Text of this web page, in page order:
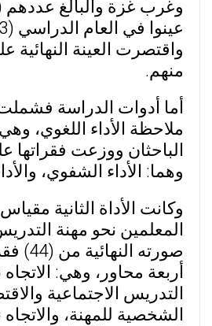
منهم.
أما أدوات الدراسة
ملاحظة الأداء اللغوي،
الباحثان ووزعت فقراتها
وهما: الأداء الشفوي،
وكانت الأداة الثانية
المعلمين نحو مهنة
صورته
أربعة محاور، وهي:
التدريس الاجتماعية
الشخصية للمهنة،